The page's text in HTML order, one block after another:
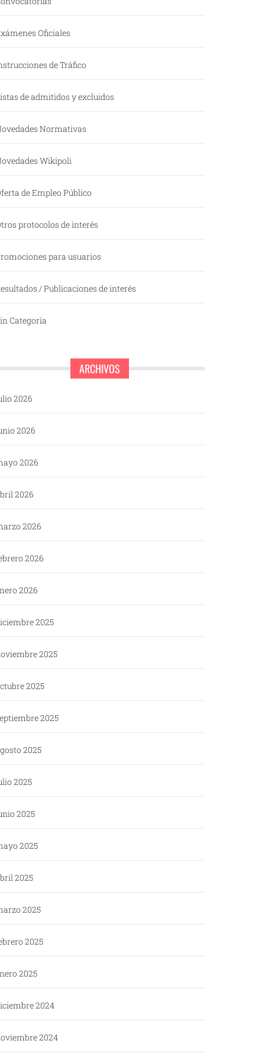
Oficiales
de Tráfico
de admitidos y excluidos
Normativas
Wikipoli
de Empleo Público
protocolos de interés
para usuarios
/ Publicaciones de interés
Categoría
ARCHIVOS
2026
2026
2026
2026
2026
2026
2026
2025
2025
2025
2025
2025
2025
2025
2025
2025
2025
2025
2025
2024
2024